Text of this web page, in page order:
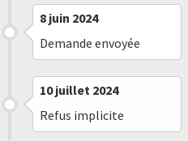
8 juin 2024
Demande envoyée
10 juillet 2024
Refus implicite